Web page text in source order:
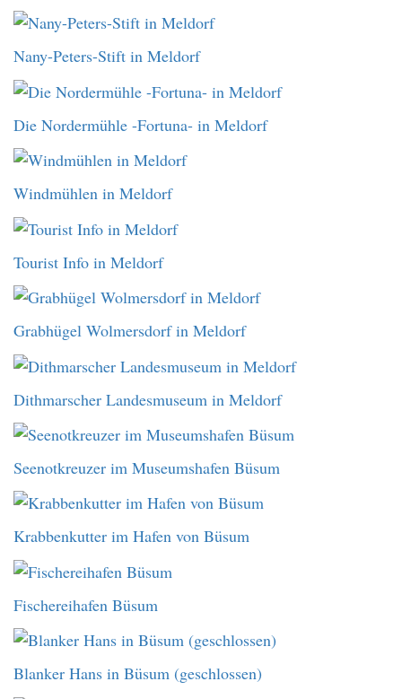
Nany-Peters-Stift in Meldorf
Die Nordermühle -Fortuna- in Meldorf
Windmühlen in Meldorf
Tourist Info in Meldorf
Grabhügel Wolmersdorf in Meldorf
Dithmarscher Landesmuseum in Meldorf
Seenotkreuzer im Museumshafen Büsum
Krabbenkutter im Hafen von Büsum
Fischereihafen Büsum
Blanker Hans in Büsum (geschlossen)